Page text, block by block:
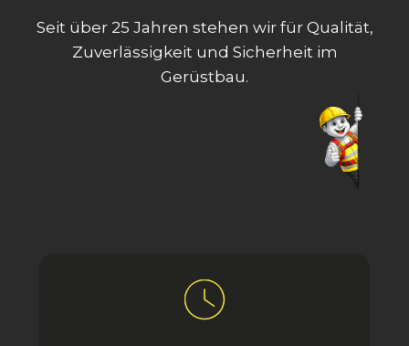
Seit über 25 Jahren stehen wir für Qualität,
Zuverlässigkeit und Sicherheit im
Gerüstbau.